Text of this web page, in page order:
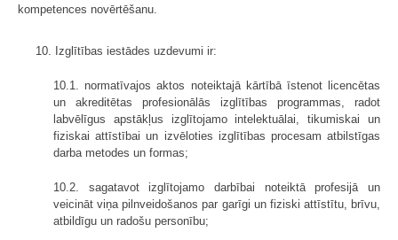
kompetences novērtēšanu.
10. Izglītības iestādes uzdevumi ir:
10.1. normatīvajos aktos noteiktajā kārtībā īstenot licencētas
un akreditētas profesionālās izglītības programmas, radot
labvēlīgus apstākļus izglītojamo intelektuālai, tikumiskai un
fiziskai attīstībai un izvēloties izglītības procesam atbilstīgas
darba metodes un formas;
10.2. sagatavot izglītojamo darbībai noteiktā profesijā un
veicināt viņa pilnveidošanos par garīgi un fiziski attīstītu, brīvu,
atbildīgu un radošu personību;